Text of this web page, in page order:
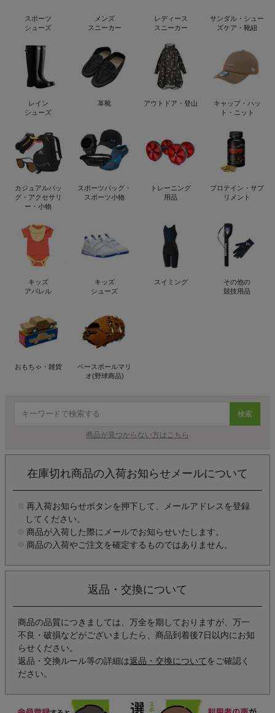
スポーツ
シューズ
メンズ
スニーカー
レディース
スニーカー
サンダル・シュー
ズケア・靴紐
レイン
シューズ
革靴 アウトドア・登山
キャップ・ハッ
ト・ニット
カジュアルバッ
グ・アクセサリ
ー・小物
スポーツバッグ・
スポーツ小物
トレーニング
用品
プロテイン・サプ
リメント
キッズ
アパレル
キッズ
シューズ
スイミング
その他の
競技用品
おもちゃ・雑貨
ベースボールマリ
オ(野球商品)
検索
商品が見つからない方はこちら
在庫切れ商品の入荷お知らせメールについて
再入荷お知らせボタンを押下して、メールアドレスを登録
してください。
商品が入荷した際にメールでお知らせいたします。
商品の入荷やご注文を確定するものではありません。
返品・交換について
商品の品質につきましては、万全を期しておりますが、万一
不良・破損などがございましたら、商品到着後7日以内にお知
らせください。
返品・交換ルール等の詳細は返品・交換について をご確認く
ださい。